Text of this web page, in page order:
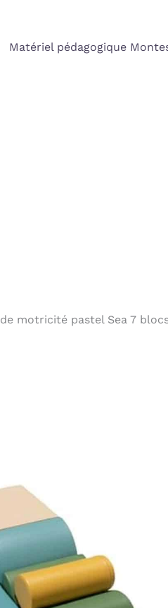
Matériel pédagogique
motricité pastel Sea 7